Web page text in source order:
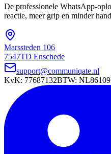
De professionele WhatsApp-
reactie, meer grip en minder
Marssteden 106
7547TD Enschede
support@communiqate.nl
KvK: 77687132BTW: